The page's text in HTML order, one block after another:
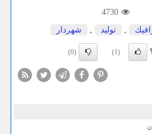
4730
, تولید , شهردار
(1)
(0)